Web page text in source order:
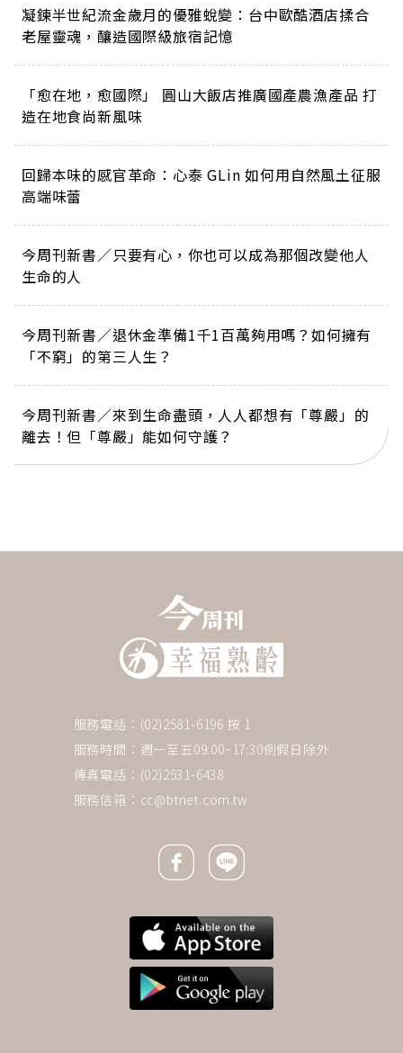
凝鍊半世紀流金歲月的優雅蛻變：台中歐酷酒店揉合
老屋靈魂，釀造國際級旅宿記憶
「愈在地，愈國際」 圓山大飯店推廣國產農漁產品 打
造在地食尚新風味
回歸本味的感官革命：心泰 GLin 如何用自然風土征服
高端味蕾
今周刊新書／只要有心，你也可以成為那個改變他人
生命的人
今周刊新書／退休金準備1千1百萬夠用嗎？如何擁有
「不窮」的第三人生？
今周刊新書／來到生命盡頭，人人都想有「尊嚴」的
離去！但「尊嚴」能如何守護？
服務電話：(02)2581-6196 按 1
服務時間：週一至五09:00~17:30例假日除外
傳真電話：(02)2531-6438
服務信箱： cc@btnet.com.tw
Facebook icon
Line icon